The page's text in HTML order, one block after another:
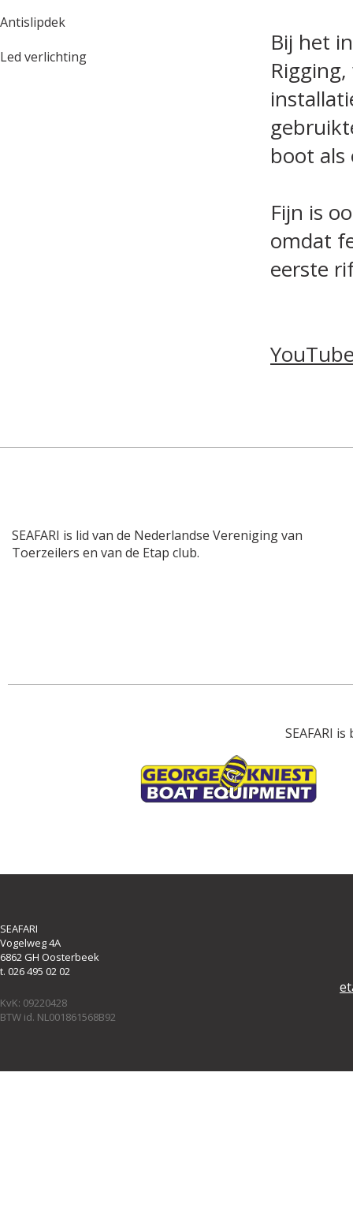
Antislipdek
Led verlichting
Bij het
boot als
Fijn is
omdat
eerste
SEAFARI is lid van de Nederlandse Vereniging van
Toerzeilers en van de Etap club.
SEAFARI
SEAFARI
Vogelweg 4A
6862 GH Oosterbeek
t. 026 495 02 02
KvK: 09220428
BTW id. NL001861568B92